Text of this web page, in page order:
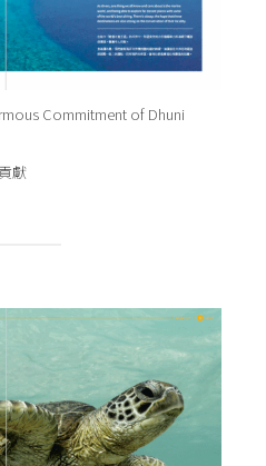
Commitment of Dhuni
獻